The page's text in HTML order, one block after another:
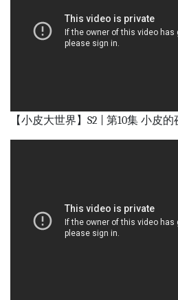
【小皮大世界】S2 | 第10集 小皮